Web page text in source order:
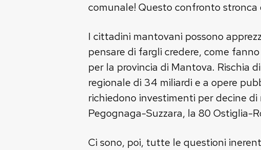
comunale! Questo confronto
I cittadini mantovani possono
pensare di fargli credere, come
per la provincia di Mantova. Rischia
regionale di 34 miliardi e a opere
richiedono investimenti per decine di
Pegognaga-Suzzara, la 80 Ostiglia-
Ci sono, poi, tutte le questioni